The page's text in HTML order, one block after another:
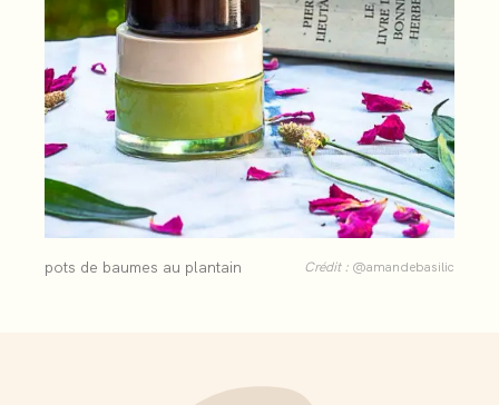
pots de baumes au plantain Crédit : @amandebasilic